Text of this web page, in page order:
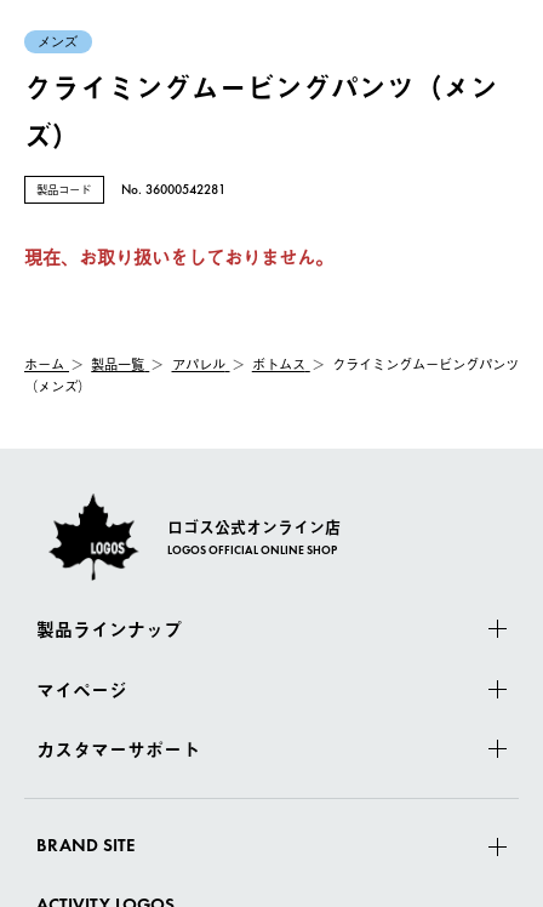
メンズ
クライミングムービングパンツ（メン
ズ）
製品コード No. 36000542281
現在、お取り扱いをしておりません。
ホーム 製品⼀覧 アパレル ボトムス
クライミングムービングパンツ
（メンズ）
ロゴス公式オンライン店
LOGOS OFFICIAL ONLINE SHOP
製品ラインナップ
マイページ
カスタマーサポート
BRAND SITE